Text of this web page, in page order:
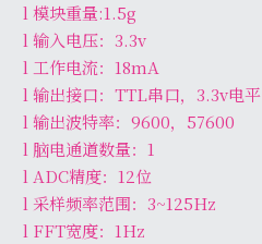
l 模块重量:1.5g
l 输入电压：3.3v
l 工作电流：18mA
l 输出接口：TTL串口，3.3v电平
l 输出波特率：9600，57600
l 脑电通道数量：1
l ADC精度：12位
l 采样频率范围：3~125Hz
l FFT宽度：1Hz